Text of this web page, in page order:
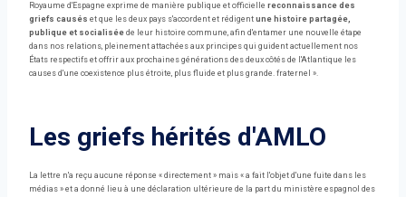
Royaume d'Espagne exprime de manière publique et officielle reconnaissance des
griefs causés et que les deux pays s'accordent et rédigent une histoire partagée,
publique et socialisée de leur histoire commune, afin d'entamer une nouvelle étape
dans nos relations, pleinement attachées aux principes qui guident actuellement nos
États respectifs et offrir aux prochaines générations des deux côtés de l'Atlantique les
causes d'une coexistence plus étroite, plus fluide et plus grande. fraternel ».
Les griefs hérités d'AMLO
La lettre n'a reçu aucune réponse « directement » mais « a fait l'objet d'une fuite dans les
médias » et a donné lieu à une déclaration ultérieure de la part du ministère espagnol des